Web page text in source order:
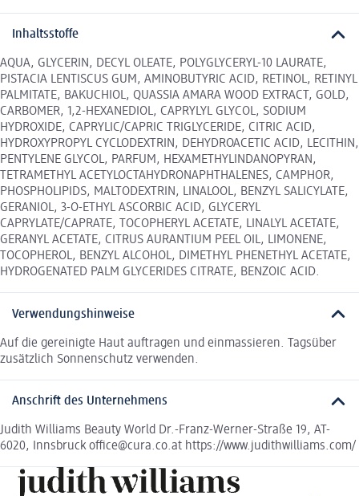
Inhaltsstoffe
AQUA, GLYCERIN, DECYL OLEATE, POLYGLYCERYL-10 LAURATE,
PISTACIA LENTISCUS GUM, AMINOBUTYRIC ACID, RETINOL, RETINYL
PALMITATE, BAKUCHIOL, QUASSIA AMARA WOOD EXTRACT, GOLD,
CARBOMER, 1,2-HEXANEDIOL, CAPRYLYL GLYCOL, SODIUM
HYDROXIDE, CAPRYLIC/CAPRIC TRIGLYCERIDE, CITRIC ACID,
HYDROXYPROPYL CYCLODEXTRIN, DEHYDROACETIC ACID, LECITHIN,
PENTYLENE GLYCOL, PARFUM, HEXAMETHYLINDANOPYRAN,
TETRAMETHYL ACETYLOCTAHYDRONAPHTHALENES, CAMPHOR,
PHOSPHOLIPIDS, MALTODEXTRIN, LINALOOL, BENZYL SALICYLATE,
GERANIOL, 3-O-ETHYL ASCORBIC ACID, GLYCERYL
CAPRYLATE/CAPRATE, TOCOPHERYL ACETATE, LINALYL ACETATE,
GERANYL ACETATE, CITRUS AURANTIUM PEEL OIL, LIMONENE,
TOCOPHEROL, BENZYL ALCOHOL, DIMETHYL PHENETHYL ACETATE,
HYDROGENATED PALM GLYCERIDES CITRATE, BENZOIC ACID.
Verwendungshinweise
Auf die gereinigte Haut auftragen und einmassieren. Tagsüber
zusätzlich Sonnenschutz verwenden.
Anschrift des Unternehmens
Judith Williams Beauty World Dr.-Franz-Werner-Straße 19, AT-
6020, Innsbruck office@cura.co.at https://www.judithwilliams.com/